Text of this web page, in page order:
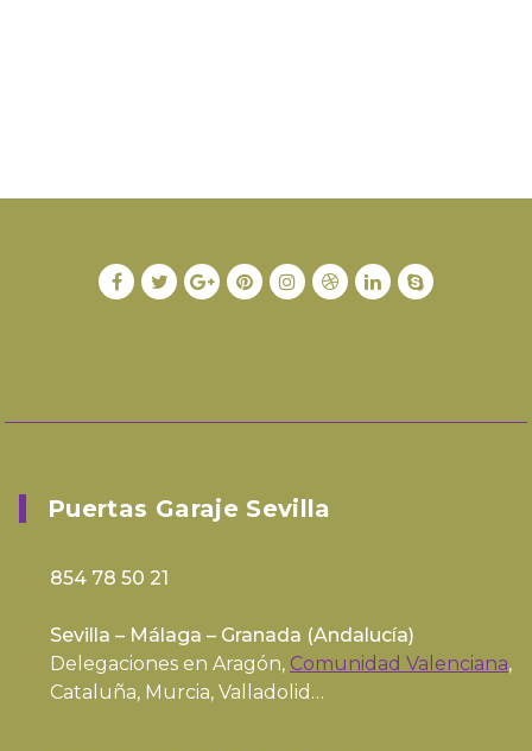
Puertas Garaje Sevilla
854 78 50 21
Sevilla – Málaga – Granada (Andalucía)
Delegaciones en Aragón, Comunidad Valenciana,
Cataluña, Murcia, Valladolid…